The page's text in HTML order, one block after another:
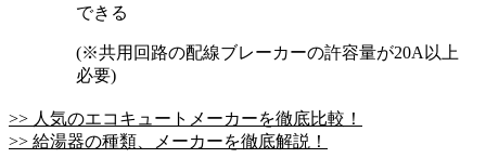
できる
(※共用回路の配線ブレーカーの許容量が20A以上
必要)
>> 人気のエコキュートメーカーを徹底比較！
>> 給湯器の種類、メーカーを徹底解説！